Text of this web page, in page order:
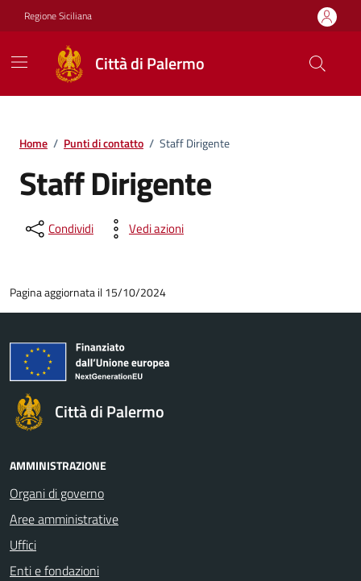
Vai ai contenuti
Vai al footer
Regione Siciliana
Città di Palermo
Home / Punti di contatto / Staff Dirigente
Staff Dirigente
Condividi Vedi azioni
Pagina aggiornata il 15/10/2024
Città di Palermo
AMMINISTRAZIONE
Organi di governo
Aree amministrative
Uffici
Enti e fondazioni